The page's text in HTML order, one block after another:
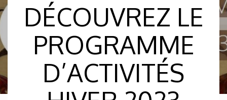
DÉCOUVREZ LE
PROGRAMME
D’ACTIVITÉS